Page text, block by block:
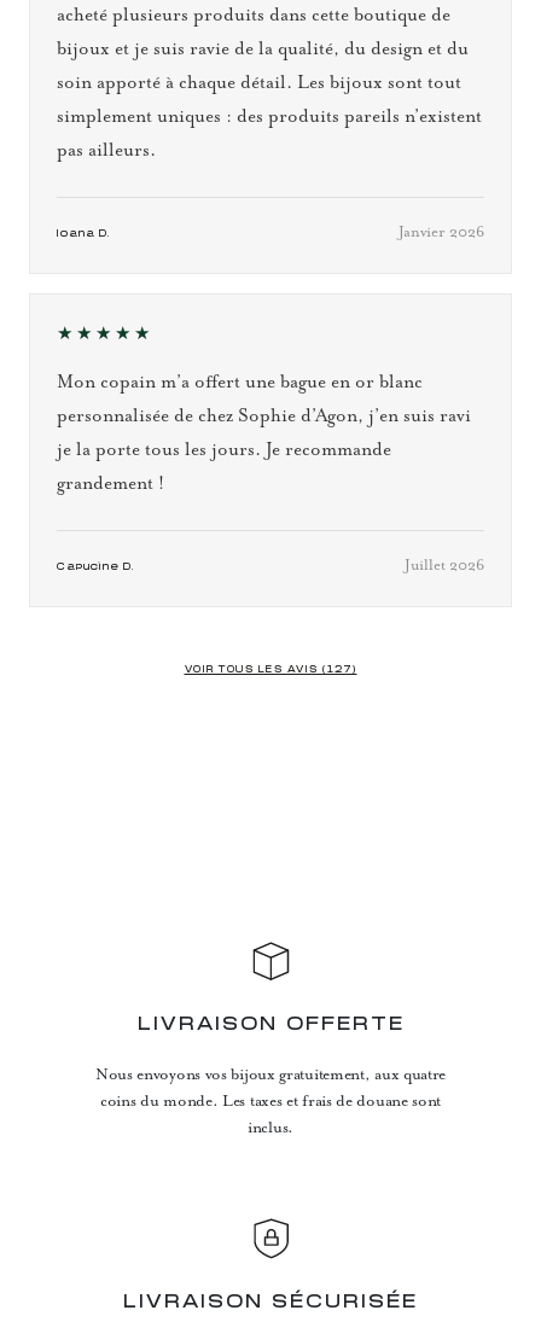
acheté plusieurs produits dans cette boutique de
bijoux et je suis ravie de la qualité, du design et du
soin apporté à chaque détail. Les bijoux sont tout
simplement uniques : des produits pareils n’existent
pas ailleurs.
Ioana D. Janvier 2026
★★★★★
Mon copain m’a offert une bague en or blanc
personnalisée de chez Sophie d’Agon, j’en suis ravi
je la porte tous les jours. Je recommande
grandement !
Capucine D. Juillet 2026
VOIR TOUS LES AVIS (127)
LIVRAISON OFFERTE
Nous envoyons vos bijoux gratuitement, aux quatre
coins du monde. Les taxes et frais de douane sont
inclus.
LIVRAISON SÉCURISÉE